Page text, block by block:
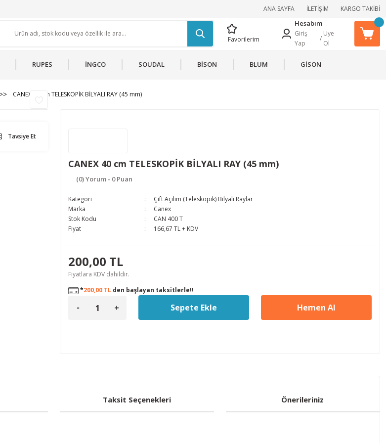
ANA SAYFA İLETİŞİM KARGO TAKİBİ
Favorilerim
Hesabım
Giriş
Yap
/
Üye
Ol
RUPES İNGCO SOUDAL BİSON BLUM GİSON
CANEX 40 cm TELESKOPİK BİLYALI RAY (45 mm)
Tavsiye Et
CANEX 40 cm TELESKOPİK BİLYALI RAY (45 mm)
(0) Yorum - 0 Puan
Kategori
Çift Açılım (Teleskopik) Bilyalı Raylar
Marka
Canex
Stok Kodu
CAN 400 T
Fiyat
166,67 TL + KDV
200,00 TL
Fiyatlara KDV dahildir.
*200,00 TL den başlayan taksitlerle!!
Sepete Ekle Hemen Al
Taksit Seçenekleri Önerileriniz